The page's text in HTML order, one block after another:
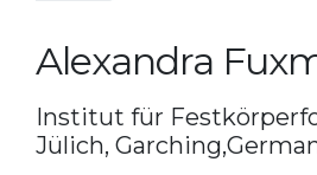
Alexandra
Institut für
Jülich,